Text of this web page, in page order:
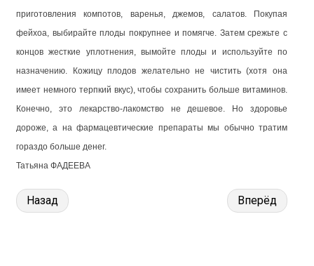
приготовления компотов, варенья, джемов, салатов. Покупая
фейхоа, выбирайте плоды покрупнее и помягче. Затем срежьте с
концов жесткие уплотнения, вымойте плоды и используйте по
назначению. Кожицу плодов желательно не чистить (хотя она
имеет немного терпкий вкус), чтобы сохранить больше витаминов.
Конечно, это лекарство-лакомство не дешевое. Но здоровье
дороже, а на фармацевтические препараты мы обычно тратим
гораздо больше денег.
Татьяна ФАДЕЕВА
Назад Вперёд